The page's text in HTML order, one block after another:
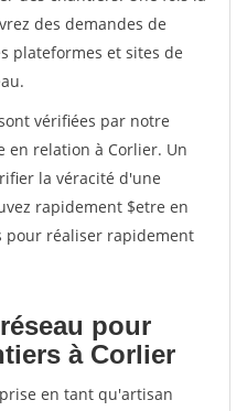
des demandes de
plateformes et sites de
vérifiées par notre
en relation à Corlier. Un
la véracité d'une
rapidement $etre en
pour réaliser rapidement
pour
à Corlier
en tant qu'artisan